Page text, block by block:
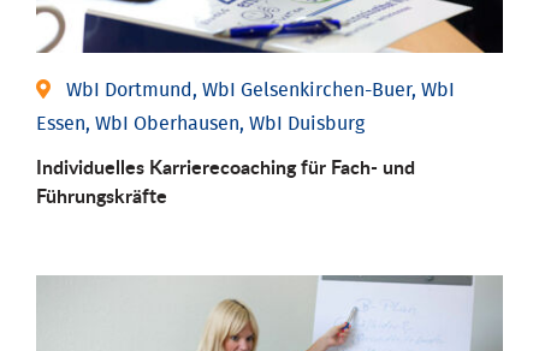
WbI Dortmund, WbI Gelsenkirchen-Buer, WbI
Essen, WbI Oberhausen, WbI Duisburg
Individu­elles Karrierecoaching für Fach-­ und
Führungs­kräfte